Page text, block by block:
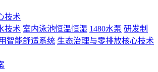
技术
技术 室内泳池恒温恒湿 1480水泵 研发制
智能舒适系统 生态治理与零排放核心技术